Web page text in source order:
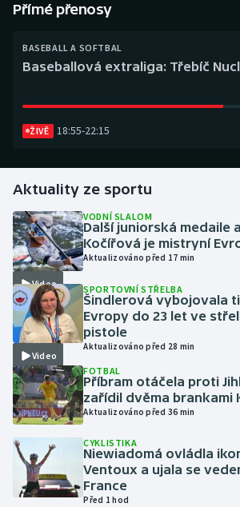
Curling
Dostihy
Futsal
Golf
Gymnastika
Házená
Jezdectví
Judo
Krasobruslení
Lezení
Lyže a snowboard
Moderní pětiboj
Přímé přenosy
BASEBALL A SOFTBAL
Baseballová extraliga: Třebíč
ŽIVĚ 18:55-22:15
Aktuality ze sportu
Video
VODNÍ SLALOM
Další juniorská medaile
Kočířová je mistryní
Aktualizováno před 17 min
Video
SPORTOVNÍ STŘELBA
Šindlerová vybojovala
Evropy do 23 let ve
pistole
Aktualizováno před 28 min
FOTBAL
Příbram otáčela proti
zařídil dvěma brankami
Aktualizováno před 36 min
CYKLISTIKA
Niewiadomá ovládla
Ventoux a ujala se
France
Před 1 hod